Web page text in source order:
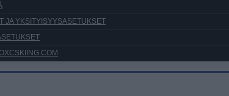
JA YKSITYISYYSASETUKSET